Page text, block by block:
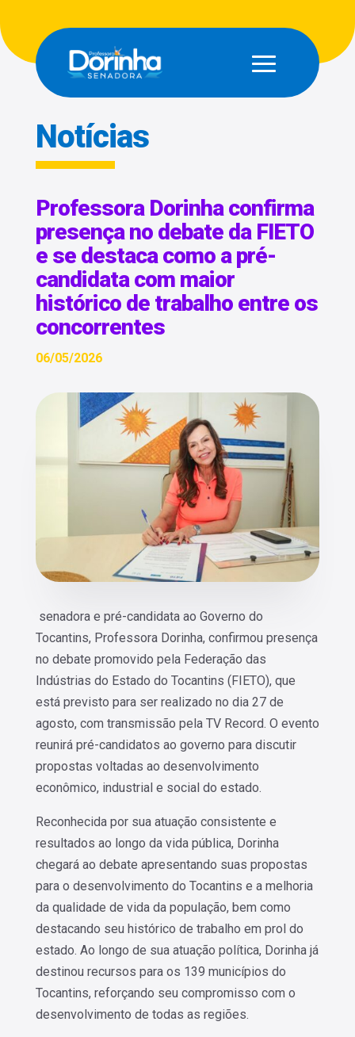
Notícias
Professora Dorinha confirma
presença no debate da FIETO
e se destaca como a pré-
candidata com maior
histórico de trabalho entre os
concorrentes
06/05/2026
senadora e pré-candidata ao Governo do
Tocantins, Professora Dorinha, confirmou presença
no debate promovido pela Federação das
Indústrias do Estado do Tocantins (FIETO), que
está previsto para ser realizado no dia 27 de
agosto, com transmissão pela TV Record. O evento
reunirá pré-candidatos ao governo para discutir
propostas voltadas ao desenvolvimento
econômico, industrial e social do estado.
Reconhecida por sua atuação consistente e
resultados ao longo da vida pública, Dorinha
chegará ao debate apresentando suas propostas
para o desenvolvimento do Tocantins e a melhoria
da qualidade de vida da população, bem como
destacando seu histórico de trabalho em prol do
estado. Ao longo de sua atuação política, Dorinha já
destinou recursos para os 139 municípios do
Tocantins, reforçando seu compromisso com o
desenvolvimento de todas as regiões.